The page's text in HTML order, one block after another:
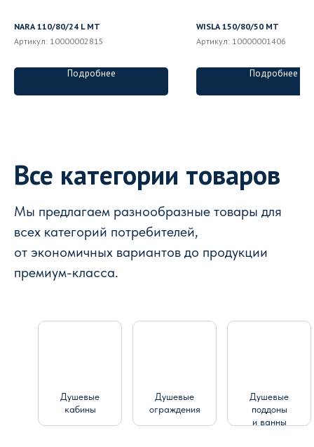
NARA 110/80/24 L MT
Артикул: 10000002815
Подробнее
WISLA 150/80/50 MT
Артикул: 10000001406
Подробнее
Все категории товаров
Мы предлагаем разнообразные товары для
всех категорий потребителей,
от экономичных вариантов до продукции
премиум-класса.
Душевые
кабины
Душевые
ограждения
Душевые
поддоны
и ванны